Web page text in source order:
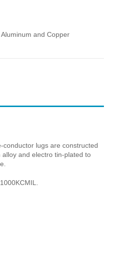
and Copper
conductor lugs are constructed
and electro tin-plated to